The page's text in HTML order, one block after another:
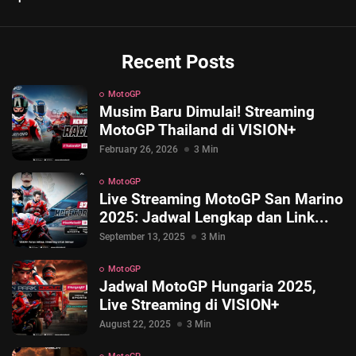
Recent Posts
MotoGP
Musim Baru Dimulai! Streaming
MotoGP Thailand di VISION+
February 26, 2026 3 Min
MotoGP
Live Streaming MotoGP San Marino
2025: Jadwal Lengkap dan Link...
September 13, 2025 3 Min
MotoGP
Jadwal MotoGP Hungaria 2025,
Live Streaming di VISION+
August 22, 2025 3 Min